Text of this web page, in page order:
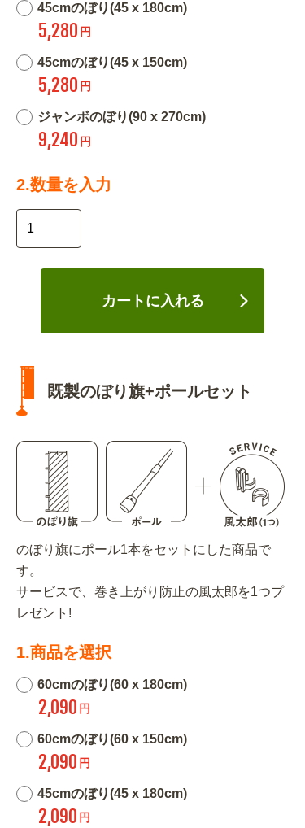
45cmのぼり(45 x 180cm)
5,280 円
45cmのぼり(45 x 150cm)
5,280 円
ジャンボのぼり(90 x 270cm)
9,240 円
2.数量を入力
カートに入れる
既製のぼり旗+ポールセット
のぼり旗にポール1本をセットにした商品で
す。
サービスで、巻き上がり防止の風太郎を1つプ
レゼント!
1.商品を選択
60cmのぼり(60 x 180cm)
2,090 円
60cmのぼり(60 x 150cm)
2,090 円
45cmのぼり(45 x 180cm)
2,090 円